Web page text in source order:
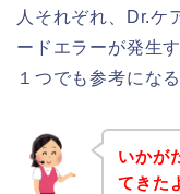
人それぞれ、Dr.ケ
ードエラーが発生
１つでも参考にな
いかが
てきた